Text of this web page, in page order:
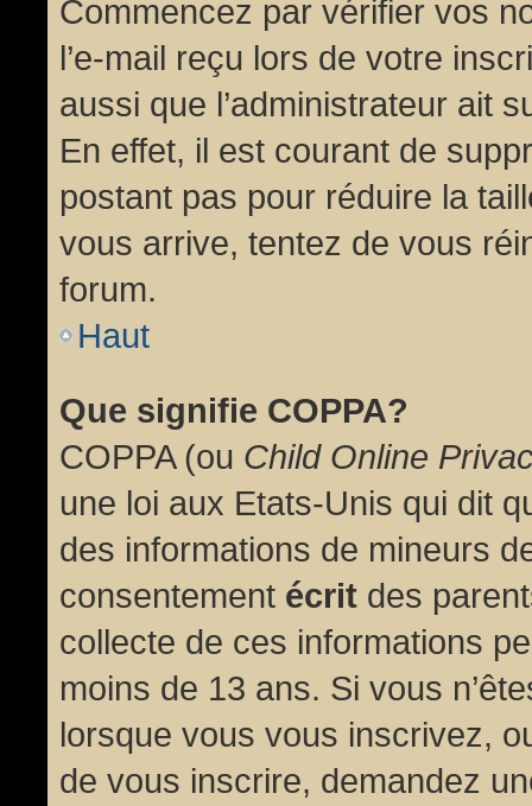
Commencez par vérifier vos
l’e-mail reçu lors de votre
aussi que l’administrateur ait
En effet, il est courant de
postant pas pour réduire la
vous arrive, tentez de vous
forum.
Haut
Que signifie COPPA?
COPPA (ou Child Online
une loi aux Etats-Unis qui dit
des informations de mineurs
consentement écrit des
collecte de ces informations
moins de 13 ans. Si vous
lorsque vous vous inscrivez,
de vous inscrire, demandez